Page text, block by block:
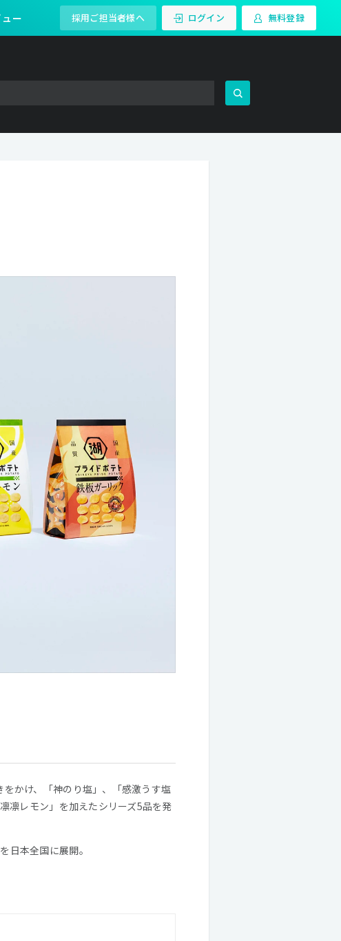
ー 採用ご担当者様へ ログイン 無料登録
かけ、「神のり塩」、「感激うす塩
凛レモン」を加えたシリーズ5品を発
日本全国に展開。